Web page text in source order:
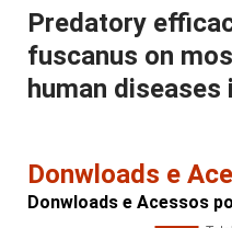
Predatory
fuscanus on
human diseases
Donwloads e
Donwloads e Acessos